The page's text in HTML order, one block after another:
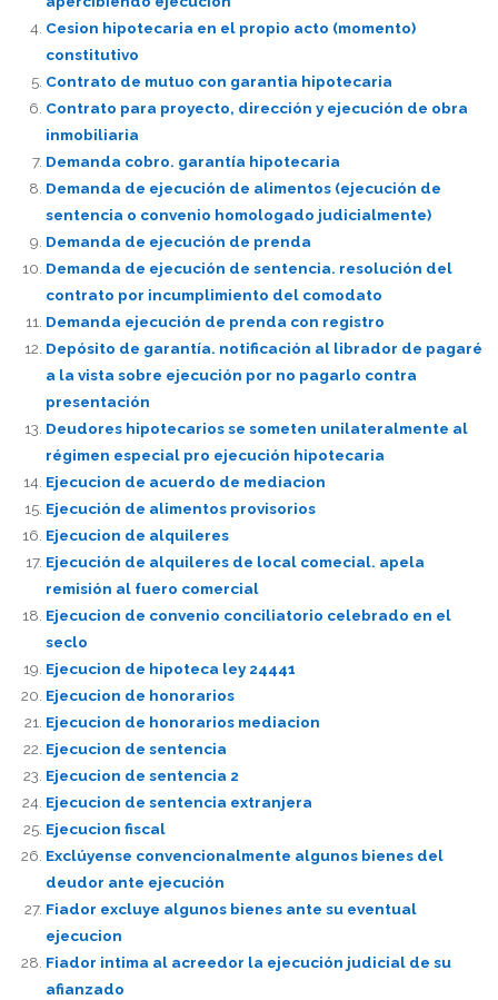
Cesion hipotecaria en el propio acto (momento)
constitutivo
Contrato de mutuo con garantia hipotecaria
Contrato para proyecto, dirección y ejecución de obra
inmobiliaria
Demanda cobro. garantía hipotecaria
Demanda de ejecución de alimentos (ejecución de
sentencia o convenio homologado judicialmente)
Demanda de ejecución de prenda
Demanda de ejecución de sentencia. resolución del
contrato por incumplimiento del comodato
Demanda ejecución de prenda con registro
Depósito de garantía. notificación al librador de pagaré
a la vista sobre ejecución por no pagarlo contra
presentación
Deudores hipotecarios se someten unilateralmente al
régimen especial pro ejecución hipotecaria
Ejecucion de acuerdo de mediacion
Ejecución de alimentos provisorios
Ejecucion de alquileres
Ejecución de alquileres de local comecial. apela
remisión al fuero comercial
Ejecucion de convenio conciliatorio celebrado en el
seclo
Ejecucion de hipoteca ley 24441
Ejecucion de honorarios
Ejecucion de honorarios mediacion
Ejecucion de sentencia
Ejecucion de sentencia 2
Ejecucion de sentencia extranjera
Ejecucion fiscal
Exclúyense convencionalmente algunos bienes del
deudor ante ejecución
Fiador excluye algunos bienes ante su eventual
ejecucion
Fiador intima al acreedor la ejecución judicial de su
afianzado